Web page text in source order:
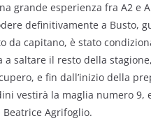
grande esperienza fra A2 e
definitivamente a Busto,
da capitano, è stato
saltare il resto della
e fin dall’inizio della
vestirà la maglia numero 9,
Agrifoglio.